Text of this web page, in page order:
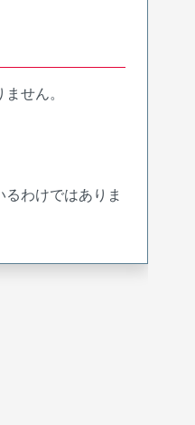
せん。
わけではありま